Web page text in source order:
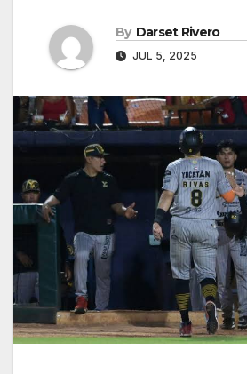
By Darset Rivero
JUL 5, 2025